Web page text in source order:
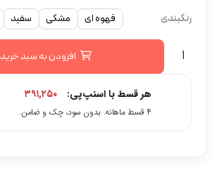
رنگبندی قهوه ای مشکی سفید
افزودن به سبد خرید
هر قسط با اسنپ‌پی:
۴ قسط ماهانه. بدون سود، چک و ضامن.